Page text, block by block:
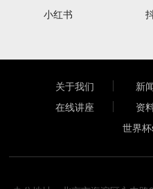
小红书
关于我们 新
在线讲座
资
世界